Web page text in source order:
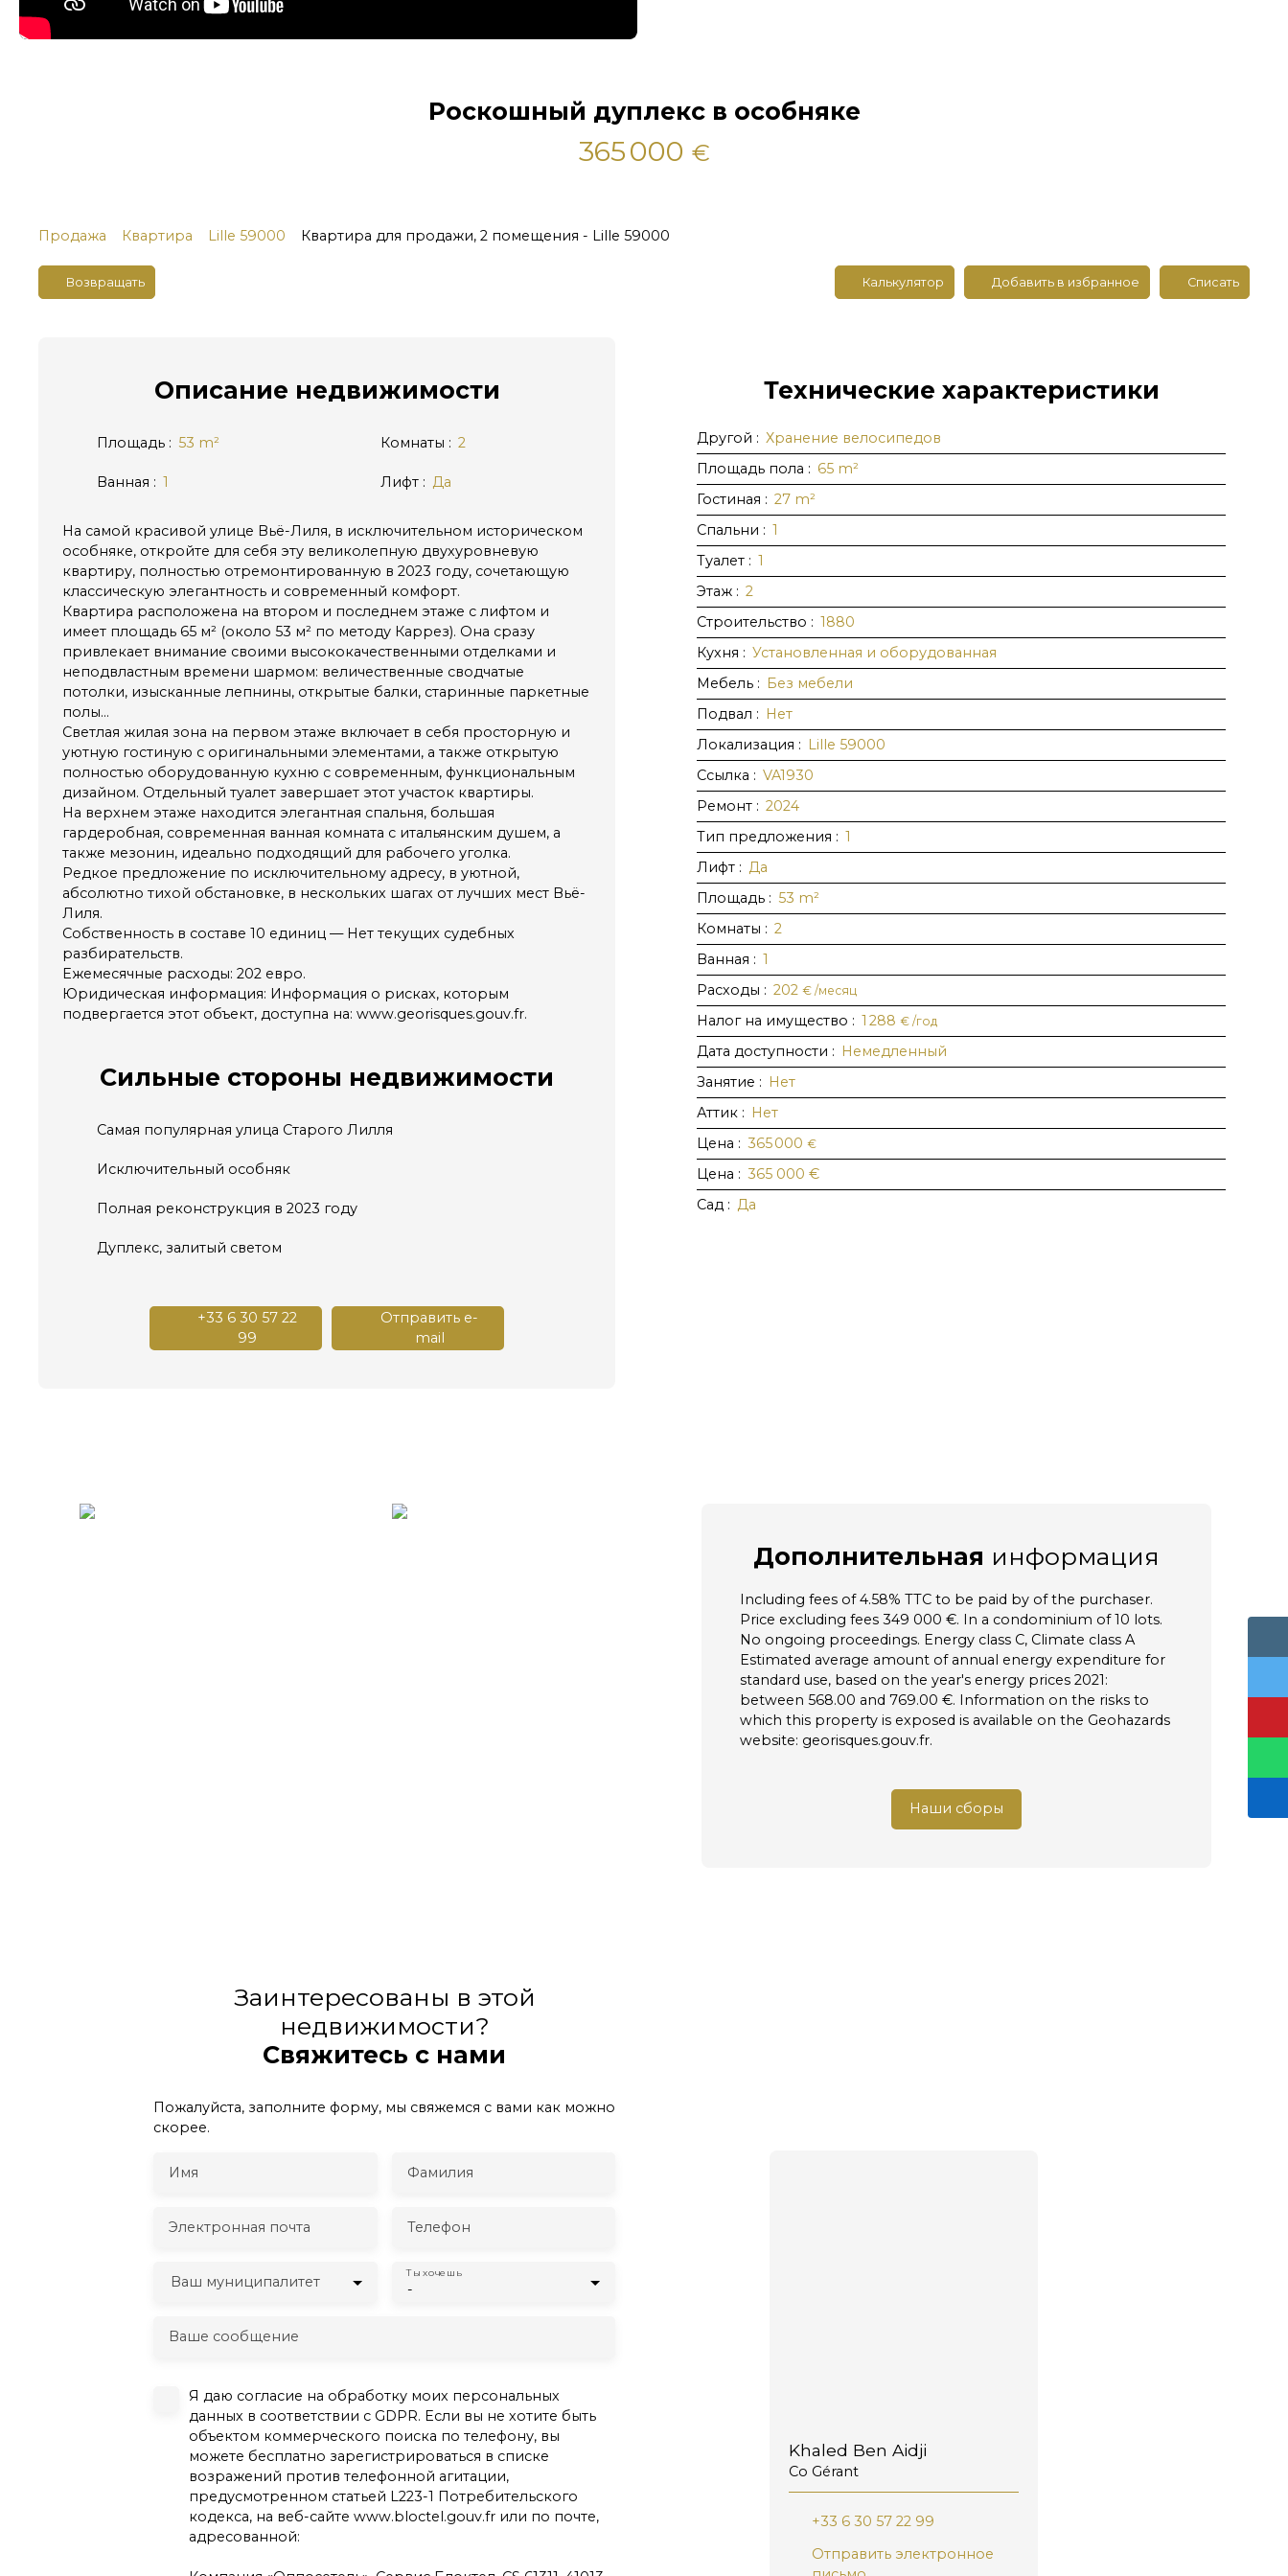
Роскошный дуплекс в особняке
365 000 €
Продажа Квартира Lille 59000 Квартира для продажи, 2 помещения - Lille 59000
Возвращать Калькулятор Добавить в избранное Списать
Описание недвижимости
Площадь : 53 m² Комнаты : 2
Ванная : 1 Лифт : Да
На самой красивой улице Вьё-Лиля, в исключительном историческом
особняке, откройте для себя эту великолепную двухуровневую
квартиру, полностью отремонтированную в 2023 году, сочетающую
классическую элегантность и современный комфорт.
Квартира расположена на втором и последнем этаже с лифтом и
имеет площадь 65 м² (около 53 м² по методу Каррез). Она сразу
привлекает внимание своими высококачественными отделками и
неподвластным времени шармом: величественные сводчатые
потолки, изысканные лепнины, открытые балки, старинные паркетные
полы…
Светлая жилая зона на первом этаже включает в себя просторную и
уютную гостиную с оригинальными элементами, а также открытую
полностью оборудованную кухню с современным, функциональным
дизайном. Отдельный туалет завершает этот участок квартиры.
На верхнем этаже находится элегантная спальня, большая
гардеробная, современная ванная комната с итальянским душем, а
также мезонин, идеально подходящий для рабочего уголка.
Редкое предложение по исключительному адресу, в уютной,
абсолютно тихой обстановке, в нескольких шагах от лучших мест Вьё-
Лиля.
Собственность в составе 10 единиц — Нет текущих судебных
разбирательств.
Ежемесячные расходы: 202 евро.
Юридическая информация: Информация о рисках, которым
подвергается этот объект, доступна на: www.georisques.gouv.fr.
Сильные стороны недвижимости
Самая популярная улица Старого Лилля
Исключительный особняк
Полная реконструкция в 2023 году
Дуплекс, залитый светом
+33 6 30 57 22
99
Отправить e-
mail
Технические характеристики
Другой : Хранение велосипедов
Площадь пола : 65 m²
Гостиная : 27 m²
Спальни : 1
Туалет : 1
Этаж : 2
Строительство : 1880
Кухня : Установленная и оборудованная
Мебель : Без мебели
Подвал : Нет
Локализация : Lille 59000
Ссылка : VA1930
Ремонт : 2024
Тип предложения : 1
Лифт : Да
Площадь : 53 m²
Комнаты : 2
Ванная : 1
Расходы : 202 € /месяц
Налог на имущество : 1 288 € /год
Дата доступности : Немедленный
Занятие : Нет
Аттик : Нет
Цена : 365 000 €
Цена : 365 000 €
Сад : Да
Дополнительная информация
Including fees of 4.58% TTC to be paid by of the purchaser.
Price excluding fees 349 000 €. In a condominium of 10 lots.
No ongoing proceedings. Energy class C, Climate class A
Estimated average amount of annual energy expenditure for
standard use, based on the year's energy prices 2021:
between 568.00 and 769.00 €. Information on the risks to
which this property is exposed is available on the Geohazards
website: georisques.gouv.fr.
Наши сборы
Заинтересованы в этой
недвижимости?
Свяжитесь с нами
Пожалуйста, заполните форму, мы свяжемся с вами как можно
скорее.
Имя Фамилия
Электронная почта Телефон
Ваш муниципалитет -
Ты хочешь
Ваше сообщение
Я даю согласие на обработку моих персональных
данных в соответствии с GDPR. Если вы не хотите быть
объектом коммерческого поиска по телефону, вы
можете бесплатно зарегистрироваться в списке
возражений против телефонной агитации,
предусмотренном статьей L223-1 Потребительского
кодекса, на веб-сайте www.bloctel.gouv.fr или по почте,
адресованной:
Khaled Ben Aidji
Co Gérant
+33 6 30 57 22 99
Отправить электронное